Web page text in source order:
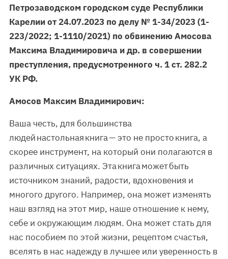
Петрозаводском городском суде Республики
Карелии от 24.07.2023 по делу № 1-34/2023 (1-
223/2022; 1-1110/2021) по обвинению Амосова
Максима Владимировича и др. в совершении
преступления, предусмотренного ч. 1 ст. 282.2
УК РФ.
Амосов Максим Владимирович:
Ваша честь, для большинства
людей настольная книга — это не просто книга, а
скорее инструмент, на который они полагаются в
различных ситуациях. Эта книга может быть
источником знаний, радости, вдохновения и
многого другого. Например, она может изменять
наш взгляд на этот мир, наше отношение к нему,
себе и окружающим людям. Она может стать для
нас пособием по этой жизни, рецептом счастья,
вселять в нас надежду в лучшее или уверенность в